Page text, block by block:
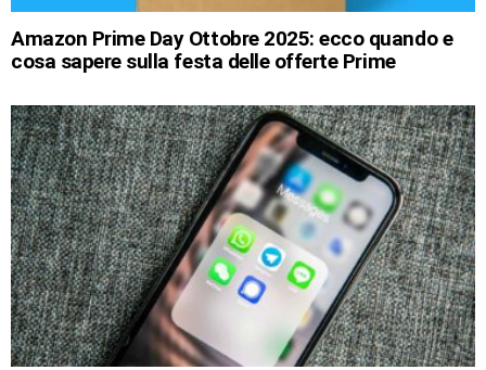
Amazon Prime Day Ottobre 2025: ecco quando e
cosa sapere sulla festa delle offerte Prime